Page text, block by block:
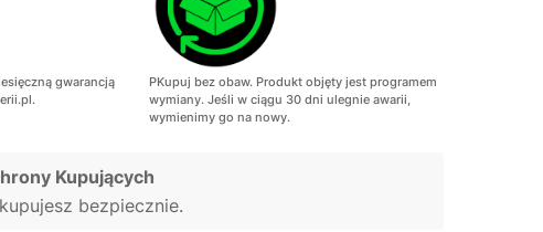
gwarancją
PKupuj bez obaw. Produkt objęty jest programem
wymiany. Jeśli w ciągu 30 dni ulegnie awarii,
wymienimy go na nowy.
Kupujących
bezpiecznie.